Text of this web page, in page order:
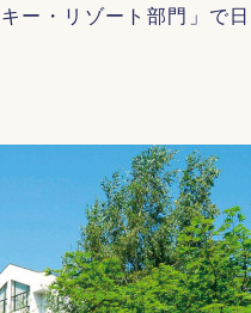
ー・リゾート部門」で